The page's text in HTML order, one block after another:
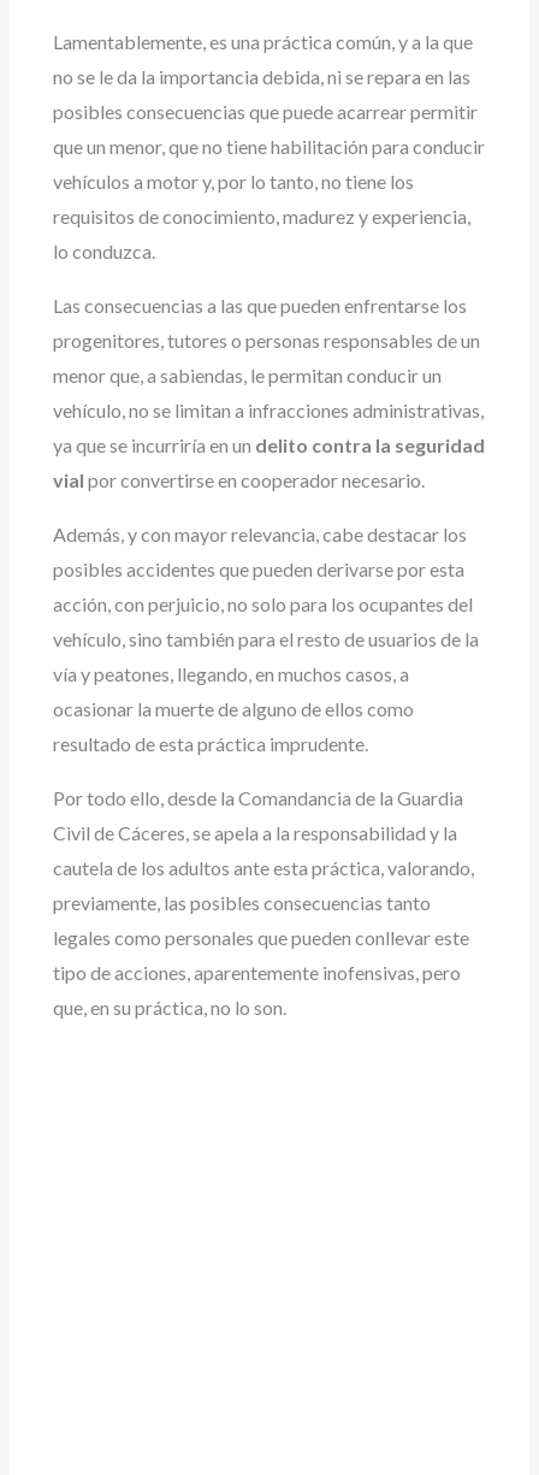
Lamentablemente, es una práctica común, y a la que
no se le da la importancia debida, ni se repara en las
posibles consecuencias que puede acarrear permitir
que un menor, que no tiene habilitación para conducir
vehículos a motor y, por lo tanto, no tiene los
requisitos de conocimiento, madurez y experiencia,
lo conduzca.
Las consecuencias a las que pueden enfrentarse los
progenitores, tutores o personas responsables de un
menor que, a sabiendas, le permitan conducir un
vehículo, no se limitan a infracciones administrativas,
ya que se incurriría en un delito contra la seguridad
vial por convertirse en cooperador necesario.
Además, y con mayor relevancia, cabe destacar los
posibles accidentes que pueden derivarse por esta
acción, con perjuicio, no solo para los ocupantes del
vehículo, sino también para el resto de usuarios de la
vía y peatones, llegando, en muchos casos, a
ocasionar la muerte de alguno de ellos como
resultado de esta práctica imprudente.
Por todo ello, desde la Comandancia de la Guardia
Civil de Cáceres, se apela a la responsabilidad y la
cautela de los adultos ante esta práctica, valorando,
previamente, las posibles consecuencias tanto
legales como personales que pueden conllevar este
tipo de acciones, aparentemente inofensivas, pero
que, en su práctica, no lo son.